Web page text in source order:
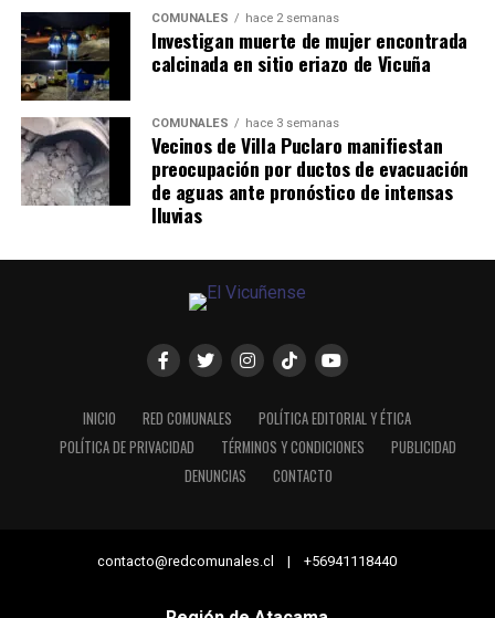
COMUNALES hace 2 semanas
Investigan muerte de mujer encontrada
calcinada en sitio eriazo de Vicuña
COMUNALES hace 3 semanas
Vecinos de Villa Puclaro manifiestan
preocupación por ductos de evacuación
de aguas ante pronóstico de intensas
lluvias
INICIO RED COMUNALES
POLÍTICA EDITORIAL Y ÉTICA
POLÍTICA DE PRIVACIDAD
TÉRMINOS Y CONDICIONES
PUBLICIDAD
DENUNCIAS
CONTACTO
contacto@redcomunales.cl | +56941118440